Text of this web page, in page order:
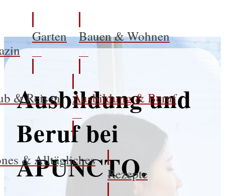
Garten Bauen & Wohnen
& Reisen Ausbildung & Beruf
& Alltägliches
Rezepte
Ausbildung und
Beruf bei
APUNCTO.